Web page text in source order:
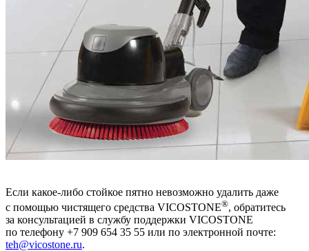
Если какое-либо стойкое пятно невозможно удалить даже
с помощью чистящего средства VICOSTONE®, обратитесь
за консультацией в службу поддержки VICOSTONE
по телефону +7 909 654 35 55 или по электронной почте:
teh@vicostone.ru.